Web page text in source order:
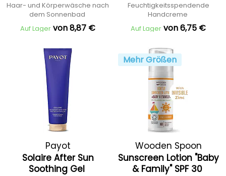
Haar- und Körperwäsche nach
dem Sonnenbad
Auf Lager von 8,87 €
Feuchtigkeitsspendende
Handcreme
Auf Lager von 6,75 €
Payot
Solaire After Sun
Soothing Gel
Mehr Größen
Wooden Spoon
Sunscreen Lotion "Baby
& Family" SPF 30